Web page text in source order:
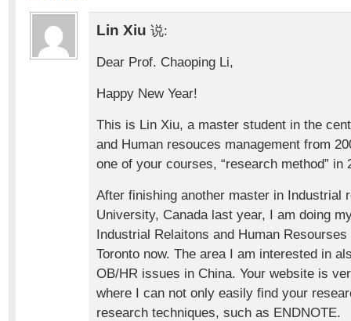
Lin Xiu 说:
Dear Prof. Chaoping Li,
Happy New Year!
This is Lin Xiu, a master student in the
and Human resouces management from
one of your courses, “research method” in
After finishing another master in Industrial
University, Canada last year, I am doing
Industrial Relaitons and Human
Toronto now. The area I am interested in
OB/HR issues in China. Your website is
where I can not only easily find your
research techniques, such as ENDNOTE.